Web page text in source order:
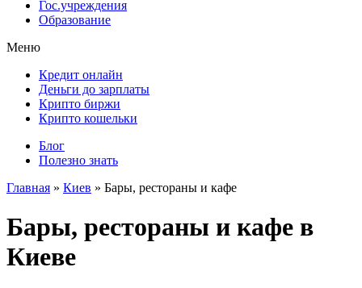
Гос.учреждения
Образование
Меню
Кредит онлайн
Деньги до зарплаты
Крипто биржи
Крипто кошельки
Блог
Полезно знать
Главная » Киев » Бары, рестораны и кафе
Бары, рестораны и кафе в
Киеве